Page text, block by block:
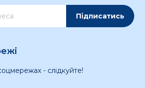
Підписатись
- слідкуйте!